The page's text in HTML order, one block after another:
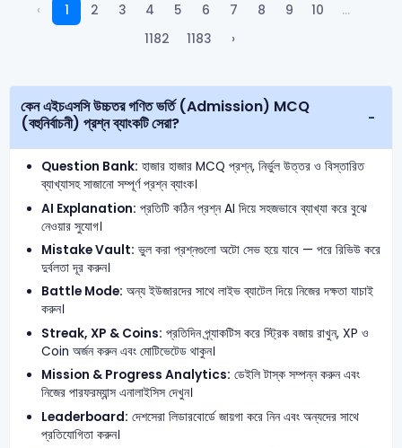
‹ 1 2 3 4 5 6 7 8 9 10
...
1182
1183 ›
কেন এইচএসসি উচ্চতর গণিত ভর্তি (Admission) MCQ
(বহুনির্বাচনী) প্রশ্ন ব্যাংকটি সেরা?
Question Bank: হাজার হাজার MCQ প্রশ্ন, নির্ভুল উত্তর ও বিস্তারিত
ব্যাখ্যাসহ সাজানো সম্পূর্ণ প্রশ্ন ব্যাংক।
AI Explanation: প্রতিটি কঠিন প্রশ্ন AI দিয়ে সহজভাবে ব্যাখ্যা করে বুঝে
নেওয়ার সুযোগ।
Mistake Vault: ভুল করা প্রশ্নগুলো অটো সেভ হয়ে যাবে — পরে রিভিউ করে
দুর্বলতা দূর করুন।
Battle Mode: অন্য ইউজারদের সাথে লাইভ ব্যাটেল দিয়ে নিজের দক্ষতা যাচাই
করুন।
Streak, XP & Coins: প্রতিদিন প্র্যাকটিস করে স্ট্রিক বজায় রাখুন, XP ও
Coin অর্জন করুন এবং মোটিভেটেড থাকুন।
Mission & Progress Analytics: ডেইলি টাস্ক সম্পন্ন করুন এবং
নিজের পারফরম্যান্স এনালাইসিস দেখুন।
Leaderboard: দেশসেরা লিডারবোর্ডে জায়গা করে নিন এবং অন্যদের সাথে
প্রতিযোগিতা করুন।